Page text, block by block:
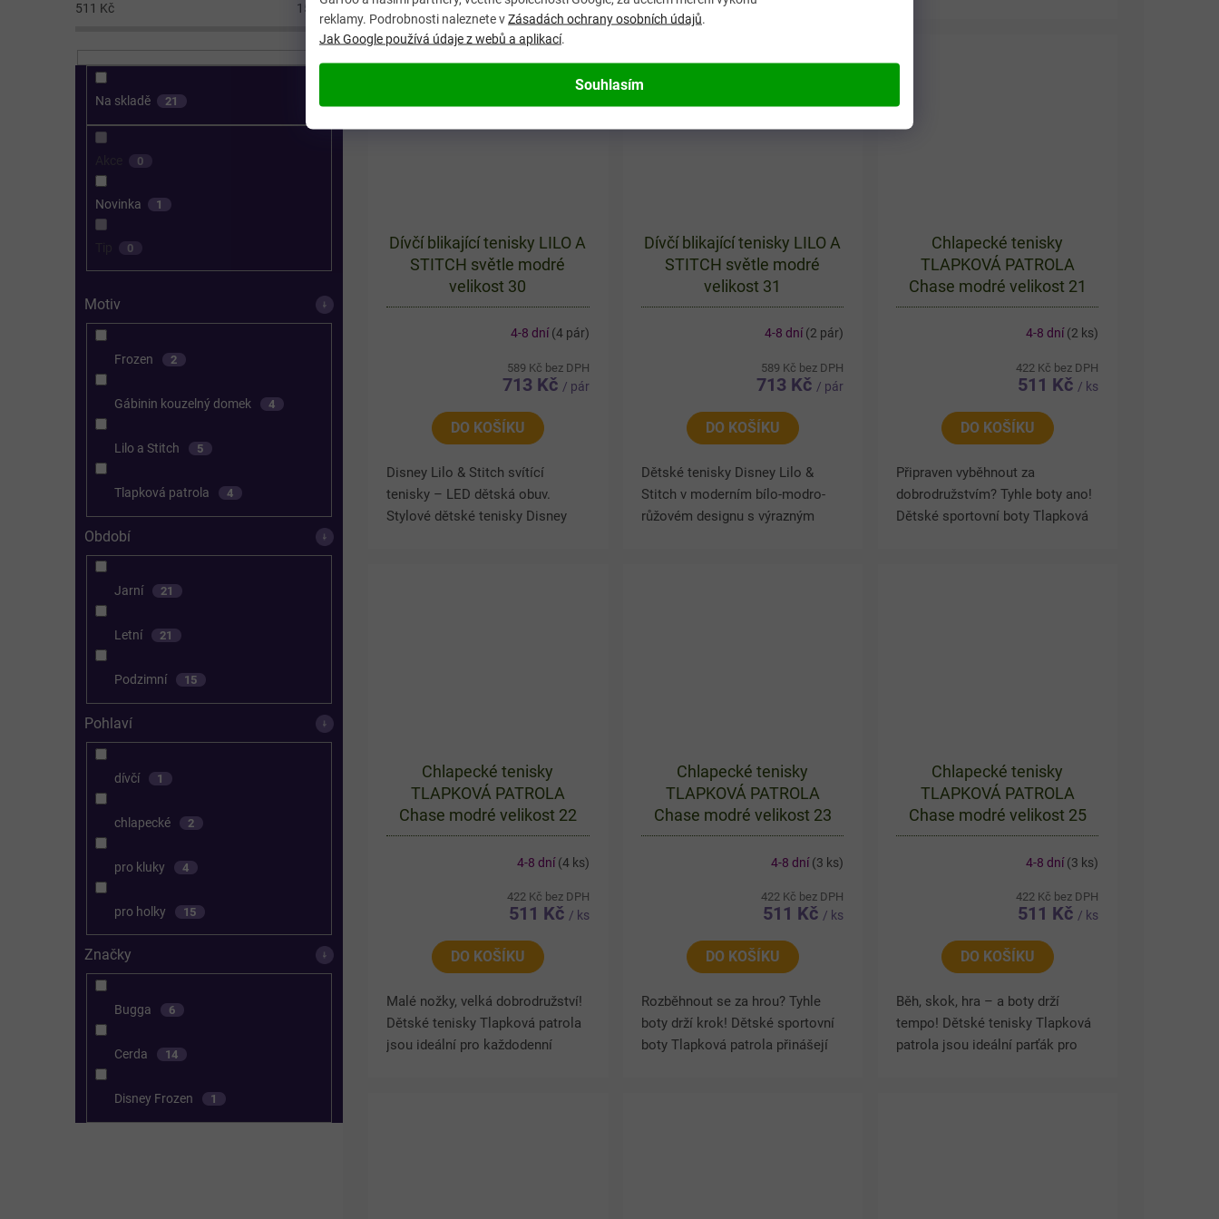
reklamy. Podrobnosti naleznete vZásadách ochrany osobních údajů.
Jak Google používá údaje z webů a aplikací.
Souhlasím
511 Kč 1544Kč
Na skladě 21
0
Novinka 1
0
Značky
Bugga 6
Cerda 14
Disney Frozen 1
Motiv
Frozen 2
Gábinin kouzelný domek 4
Lilo a Stitch 5
Tlapková patrola 4
Období
Jarní 21
Letní 21
Podzimní 15
Pohlaví
dívčí 1
chlapecké 2
pro kluky 4
pro holky 15
postavičky Stitch. Boty mají bílý
základ doplněný modrými a
růžovými prvky a výrazný...
motivu Stitch. Boty mají světlý
bílý základ doplněný modrými a
Dívčí blikající tenisky LILO A
STITCH světle modré
velikost 30
4-8 dní(4 pár)
589 Kč bez DPH
713 Kč / pár
DO KOŠÍKU
Disney Lilo & Stitch svítící
tenisky – LED dětská obuv.
Stylové dětské tenisky Disney
Dívčí blikající tenisky LILO A
STITCH světle modré
velikost 31
4-8 dní(2 pár)
589 Kč bez DPH
713 Kč / pár
DO KOŠÍKU
Dětské tenisky Disney Lilo &
Stitch v moderním bílo-modro-
růžovém designu s výrazným
Chlapecké tenisky
TLAPKOVÁ PATROLA
Chase modré velikost 21
4-8 dní(2 ks)
422 Kč bez DPH
511 Kč / ks
DO KOŠÍKU
Připraven vyběhnout za
dobrodružstvím? Tyhle boty ano!
Dětské sportovní boty Tlapková
Chlapecké tenisky
TLAPKOVÁ PATROLA
Chase modré velikost 22
4-8 dní(4 ks)
422 Kč bez DPH
511 Kč / ks
DO KOŠÍKU
Malé nožky, velká dobrodružství!
Dětské tenisky Tlapková patrola
jsou ideální pro každodenní
Chlapecké tenisky
TLAPKOVÁ PATROLA
Chase modré velikost 23
4-8 dní(3 ks)
422 Kč bez DPH
511 Kč / ks
DO KOŠÍKU
Rozběhnout se za hrou? Tyhle
boty drží krok! Dětské sportovní
boty Tlapková patrola přinášejí
Chlapecké tenisky
TLAPKOVÁ PATROLA
Chase modré velikost 25
4-8 dní(3 ks)
422 Kč bez DPH
511 Kč / ks
DO KOŠÍKU
Běh, skok, hra – a boty drží
tempo! Dětské tenisky Tlapková
patrola jsou ideální parťák pro